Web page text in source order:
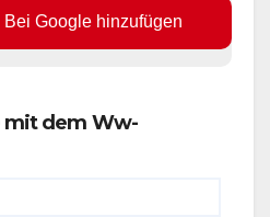
Bei Google hinzufügen
mit dem Ww-